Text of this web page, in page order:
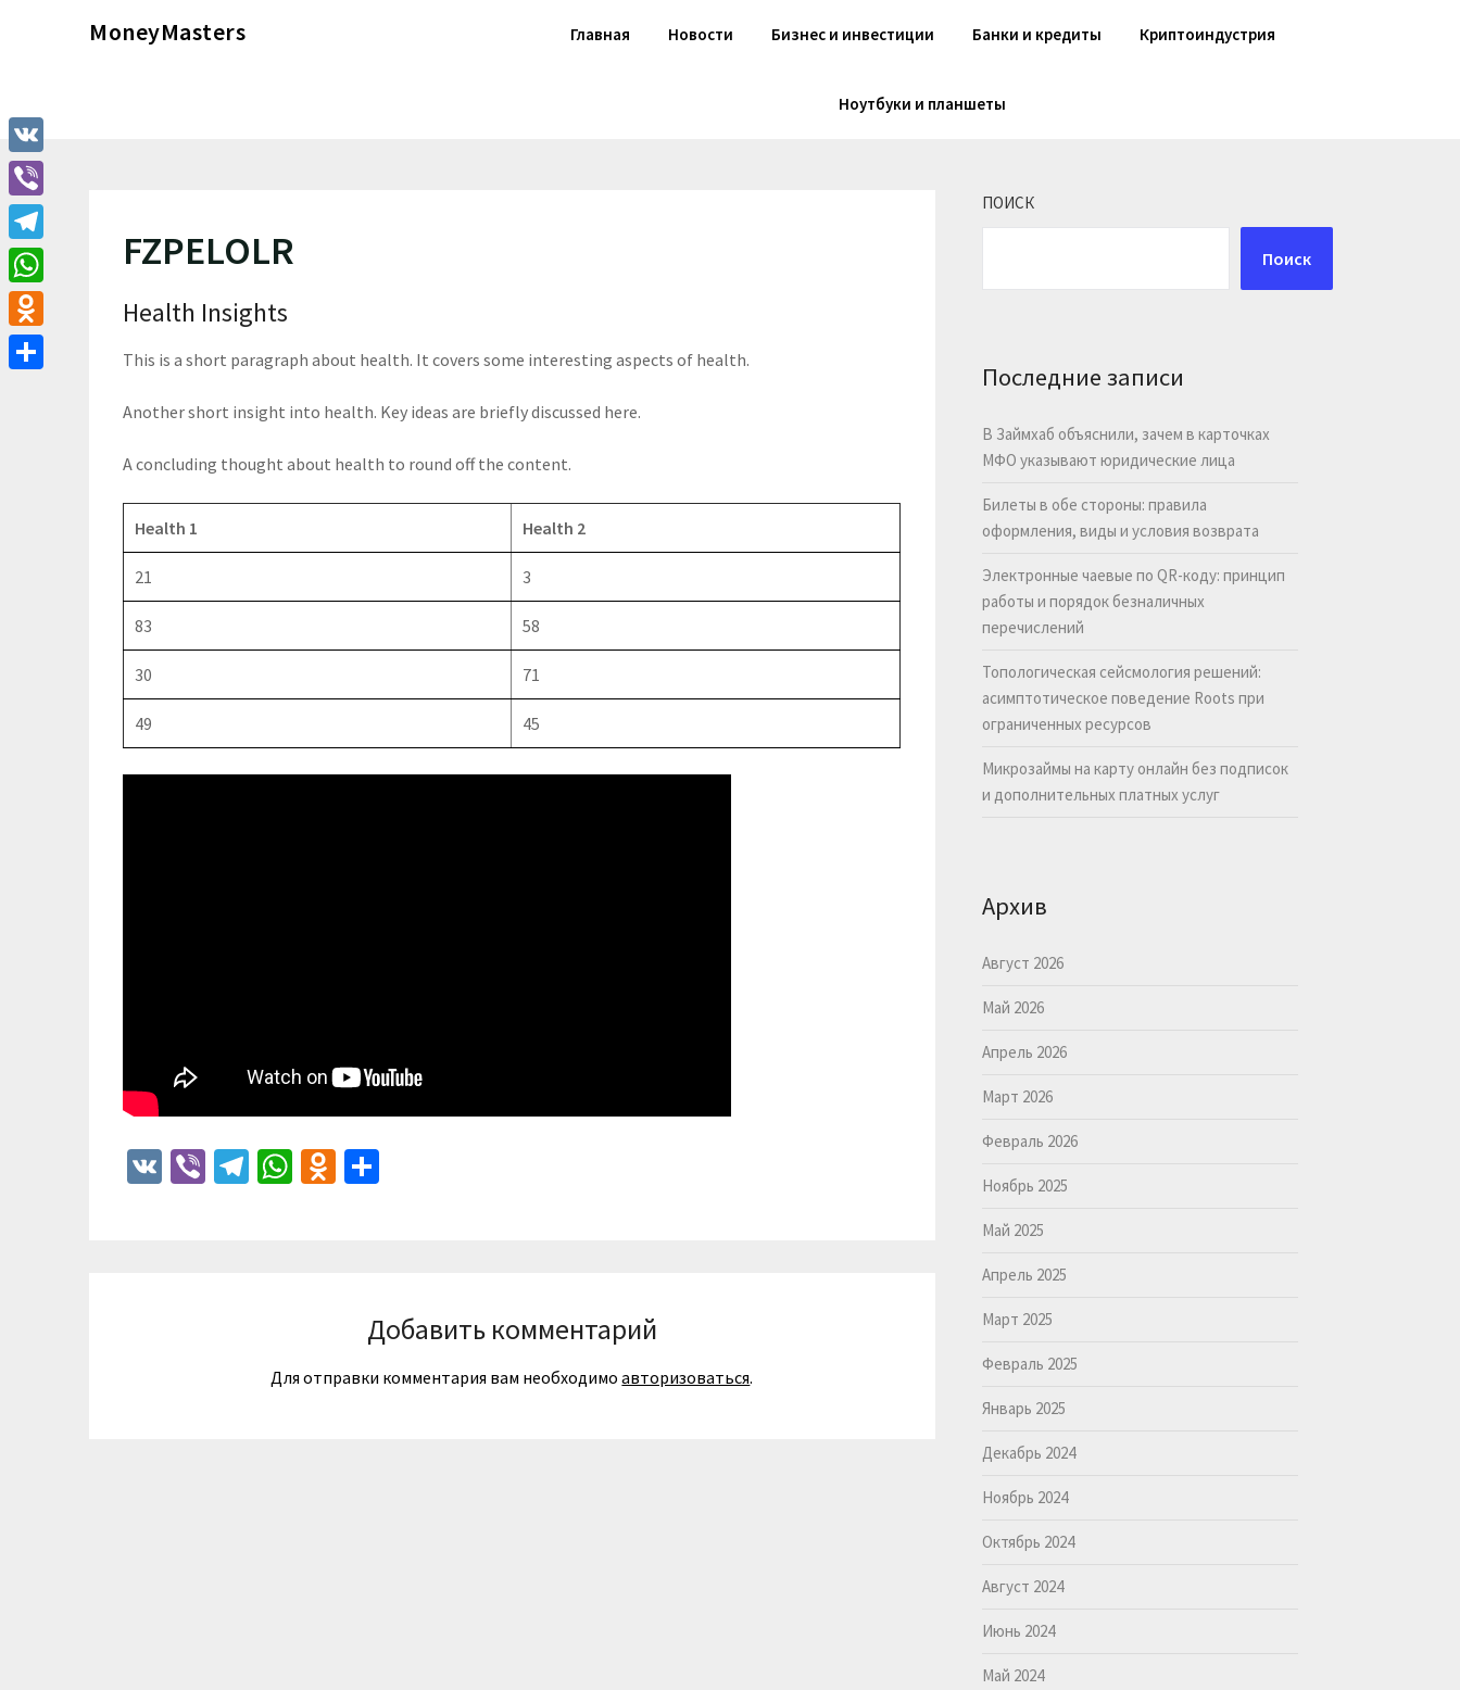
MoneyMasters Главная Новости Бизнес и инвестиции Банки и кредиты Криптоиндустрия
Ноутбуки и планшеты
FZPELOLR
Health Insights
This is a short paragraph about health. It covers some interesting aspects of health.
Another short insight into health. Key ideas are briefly discussed here.
A concluding thought about health to round off the content.
Health 1 Health 2
21 3
83 58
30 71
49 45
VK ViberTelegram
WhatsApp
Odnoklassniki
Добавить комментарий
Для отправки комментария вам необходимоавторизоваться.
ПОИСК
Поиск
Последние записи
В Займхаб объяснили, зачем в карточках
МФО указывают юридические лица
Билеты в обе стороны: правила
оформления, виды и условия возврата
Электронные чаевые по QR-коду: принцип
работы и порядок безналичных
перечислений
Топологическая сейсмология решений:
асимптотическое поведение Roots при
ограниченных ресурсов
Микрозаймы на карту онлайн без подписок
и дополнительных платных услуг
Архив
Август 2026
Май 2026
Апрель 2026
Март 2026
Февраль 2026
Ноябрь 2025
Май 2025
Апрель 2025
Март 2025
Февраль 2025
Январь 2025
Декабрь 2024
Ноябрь 2024
Октябрь 2024
Август 2024
Июнь 2024
Май 2024
VK
Viber
Telegram
WhatsApp
Odnoklassniki